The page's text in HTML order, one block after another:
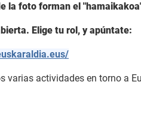
la foto forman el
Elige tu rol, y apúntate:
varias actividades en torno a